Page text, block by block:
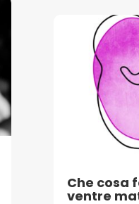
Che cosa
ventre